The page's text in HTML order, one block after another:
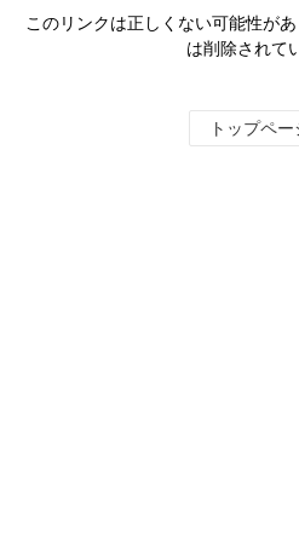
このリンクは正しくない可能性が
は削除されて
トップペー